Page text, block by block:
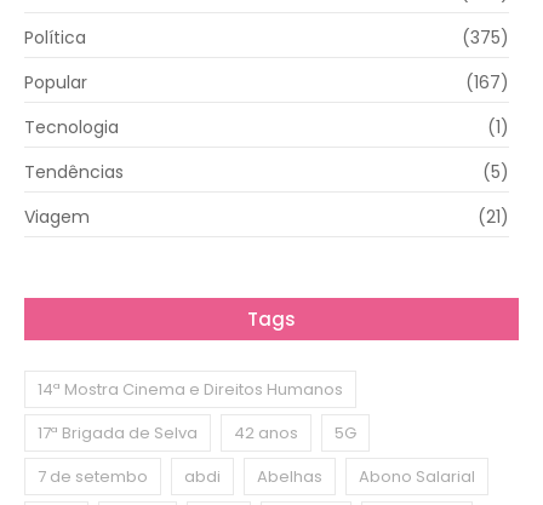
Política
(375)
Popular
(167)
Tecnologia
(1)
Tendências
(5)
Viagem
(21)
Tags
14ª Mostra Cinema e Direitos Humanos
17ª Brigada de Selva
42 anos
5G
7 de setembo
abdi Abelhas
Abono Salarial